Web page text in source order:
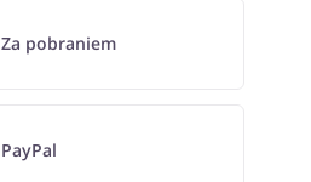
Za pobraniem
PayPal